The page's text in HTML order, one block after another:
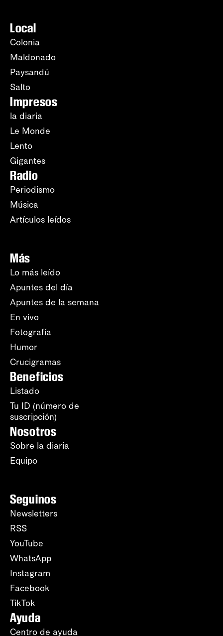
Local
Colonia
Maldonado
Paysandú
Salto
Impresos
la diaria
Le Monde
Lento
Gigantes
Radio
Periodismo
Música
Artículos leídos
Más
Lo más leído
Apuntes del día
Apuntes de la semana
En vivo
Fotografía
Humor
Crucigramas
Beneficios
Listado
Tu ID (número de
suscripción)
Nosotros
Sobre la diaria
Equipo
Seguinos
Newsletters
RSS
YouTube
WhatsApp
Instagram
Facebook
TikTok
Ayuda
Centro de ayuda